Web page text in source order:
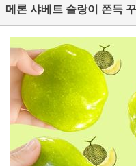
메론 샤베트 슬랑이 쫀득